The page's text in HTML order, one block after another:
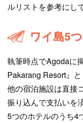
ルリストを参考にし
ワイ島5
執筆時点でAgodaに
Pakarang Resort‎』
他の宿泊施設は直接
振り込んで支払いを
5つのホテルのうち4